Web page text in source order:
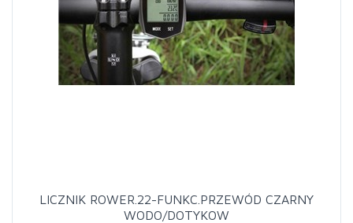
LICZNIK ROWER.22-FUNKC.PRZEWÓD CZARNY
WODO/DOTYKOW